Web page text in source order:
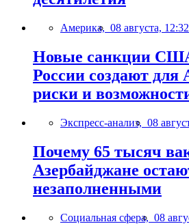
Америка, 08 августа, 12:32
Новые санкции
России создают для
риски и
Экспресс-анализ, 08
Почему 65 тысяч
Азербайджане
незаполненными
Социальная сфера, 08